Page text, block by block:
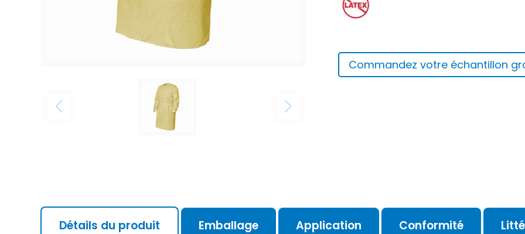
Commandez votre échantillon
Détails du produit Emballage Application Conformité